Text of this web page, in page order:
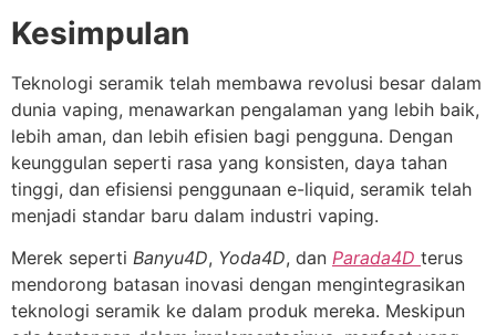
Kesimpulan
Teknologi seramik telah membawa revolusi besar dalam
dunia vaping, menawarkan pengalaman yang lebih baik,
lebih aman, dan lebih efisien bagi pengguna. Dengan
keunggulan seperti rasa yang konsisten, daya tahan
tinggi, dan efisiensi penggunaan e-liquid, seramik telah
menjadi standar baru dalam industri vaping.
Merek seperti Banyu4D, Yoda4D, dan Parada4D terus
mendorong batasan inovasi dengan mengintegrasikan
teknologi seramik ke dalam produk mereka. Meskipun